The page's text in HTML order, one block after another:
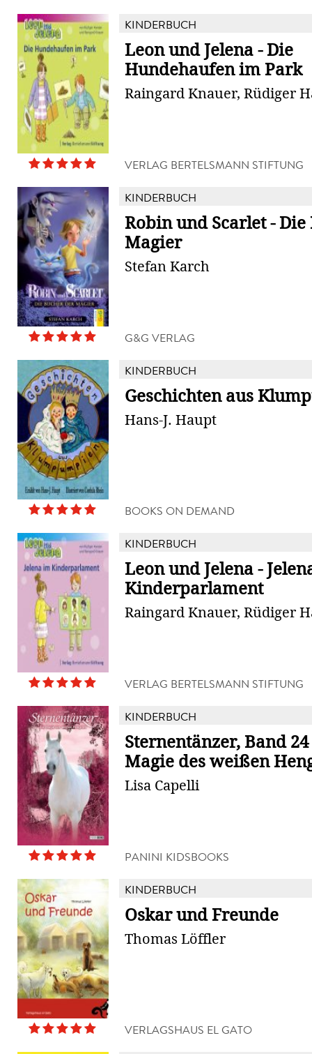
KINDERBUCH
Leon und Jelena - Die
Hundehaufen im Park
Raingard Knauer, Rüdiger
VERLAG BERTELSMANN STIFTUNG
KINDERBUCH
Robin und Scarlet -
Magier
Stefan Karch
G&G VERLAG
KINDERBUCH
Geschichten aus
Hans-J. Haupt
BOOKS ON DEMAND
KINDERBUCH
Leon und Jelena -
Kinderparlament
Raingard Knauer, Rüdiger
VERLAG BERTELSMANN STIFTUNG
KINDERBUCH
Sternentänzer, Band 24
Magie des weißen
Lisa Capelli
PANINI KIDSBOOKS
KINDERBUCH
Oskar und Freunde
Thomas Löffler
VERLAGSHAUS EL GATO